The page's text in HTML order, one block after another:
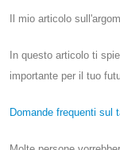
Il mio articolo
In questo articolo ti
importante per il tuo
Domande frequenti sul